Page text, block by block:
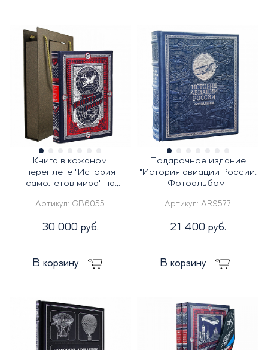
Книга в кожаном
переплете "История
самолетов мира" на
of airplan"
Артикул: GB6055
30 000 руб.
В корзину
Подарочное издание
"История авиации России.
Фотоальбом"
Артикул:AR9577
21 400 руб.
В корзину